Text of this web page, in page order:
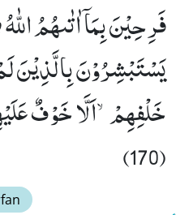
فَرِحِیْنَ بِمَاۤ اٰتٰىهُمُ
یَسْتَبْشِرُوْنَ بِالَّذِیْنَ
خَلْفِهِمْۙ-اَلَّا خَوْفٌ
(170)